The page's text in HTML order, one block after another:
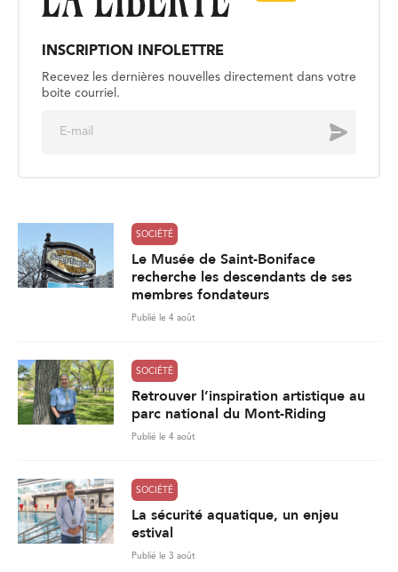
INSCRIPTION INFOLETTRE
Recevez les dernières nouvelles directement dans votre
boite courriel.
Envoyer
SOCIÉTÉ
Le Musée de Saint-Boniface
recherche les descendants de ses
membres fondateurs
Publié le 4 août
SOCIÉTÉ
Retrouver l’inspiration artistique au
parc national du Mont-Riding
Publié le 4 août
SOCIÉTÉ
La sécurité aquatique, un enjeu
estival
Publié le 3 août